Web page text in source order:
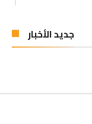
جديد الأخبار